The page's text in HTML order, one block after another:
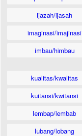
ijazah/ijasah
imaginasi/imajinasi
imbau/himbau
kualitas/kwalitas
kuitansi/kwitansi
lembap/lembab
lubang/lobang